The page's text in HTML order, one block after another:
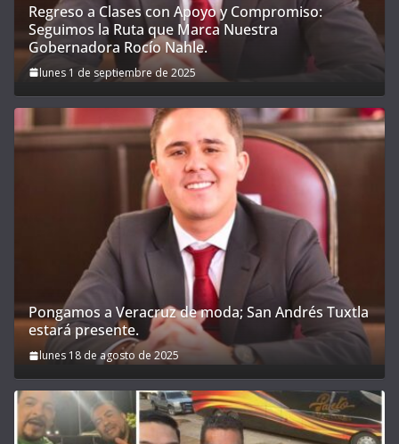
Regreso a Clases con Apoyo y Compromiso:
Seguimos la Ruta que Marca Nuestra
Gobernadora Rocío Nahle.
lunes 1 de septiembre de 2025
Pongamos a Veracruz de moda; San Andrés Tuxtla
estará presente.
lunes 18 de agosto de 2025